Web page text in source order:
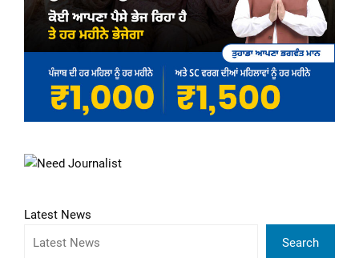
Latest News
Search